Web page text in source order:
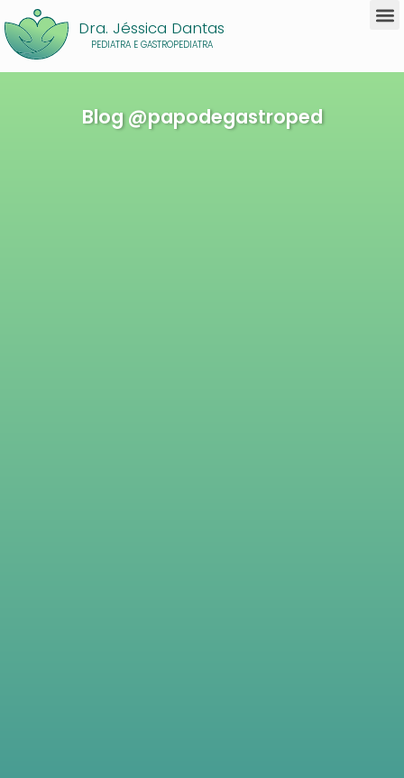
Dra. Jéssica Dantas
PEDIATRA E GASTROPEDIATRA
Blog @papodegastroped